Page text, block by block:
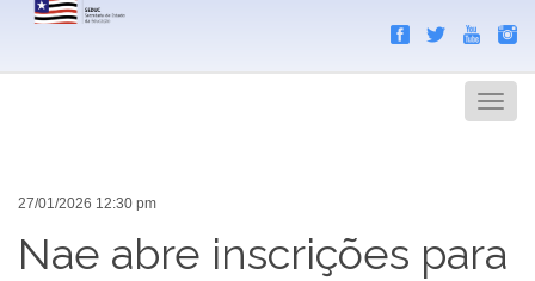
Menu
27/01/2026 12:30 pm
Nae abre inscrições para